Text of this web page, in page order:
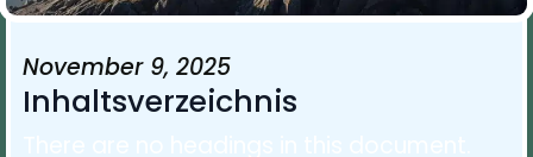
November 9, 2025
Inhaltsverzeichnis